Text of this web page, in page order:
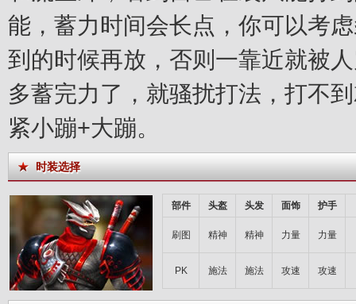
能，蓄力时间会长点，你可以考
到的时候再放，否则一靠近就被
多蓄完力了，就骚扰打法，打不
紧小蹦+大蹦。
时装选择
部件 头盔 头发 面饰 护手
刷图 精神 精神 力量 力量
PK 施法 施法 攻速 攻速